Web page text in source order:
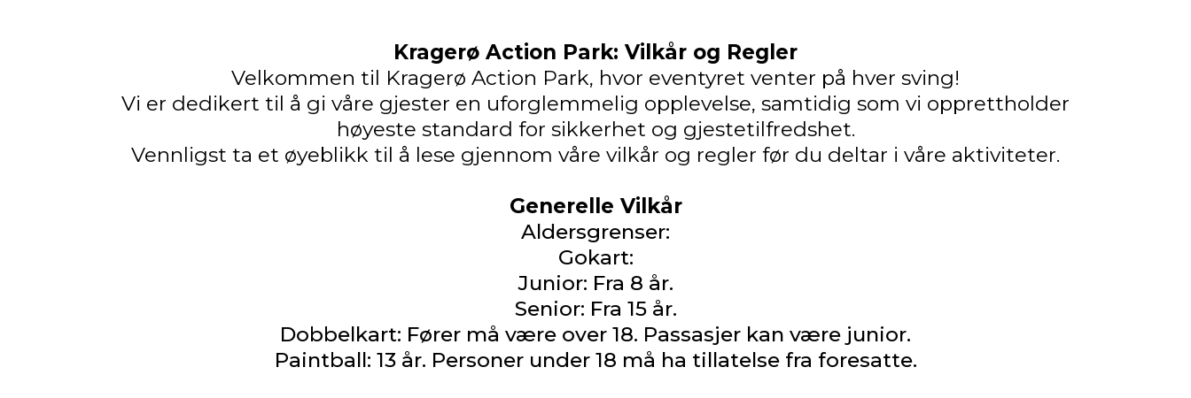
Kragerø Action Park: Vilkår og Regler
Velkommen til Kragerø Action Park, hvor eventyret venter på hver sving!
Vi er dedikert til å gi våre gjester en uforglemmelig opplevelse, samtidig som vi opprettholder
høyeste standard for sikkerhet og gjestetilfredshet.
Vennligst ta et øyeblikk til å lese gjennom våre vilkår og regler før du deltar i våre aktiviteter.
Generelle Vilkår
Aldersgrenser:
Gokart:
Junior: Fra 8 år.
Senior: Fra 15 år.
Dobbelkart: Fører må være over 18. Passasjer kan være junior.
Paintball: 13 år. Personer under 18 må ha tillatelse fra foresatte.